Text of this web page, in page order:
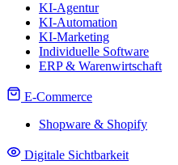
KI-Agentur
KI-Automation
KI-Marketing
Individuelle Software
ERP & Warenwirtschaft
E-Commerce
Shopware & Shopify
Digitale Sichtbarkeit